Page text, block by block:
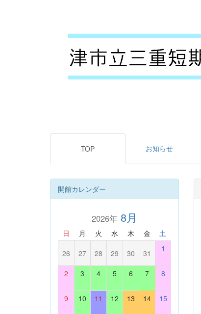
TOP お知らせ
開館カレンダー
2026年8月
日 月 火 水 木 金 土
26 27 28 29 30 31 1
2 3 4 5 6 7 8
9 10 11 12 13 14 15